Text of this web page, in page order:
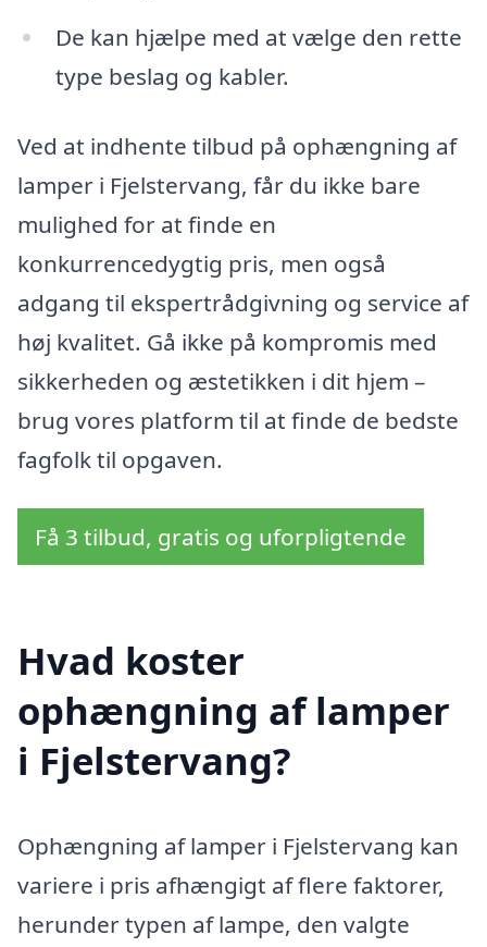
De kan hjælpe med at vælge den rette
type beslag og kabler.
Ved at indhente tilbud på ophængning af
lamper i Fjelstervang, får du ikke bare
mulighed for at finde en
konkurrencedygtig pris, men også
adgang til ekspertrådgivning og service af
høj kvalitet. Gå ikke på kompromis med
sikkerheden og æstetikken i dit hjem –
brug vores platform til at finde de bedste
fagfolk til opgaven.
Få 3 tilbud, gratis og uforpligtende
Hvad koster
ophængning af lamper
i Fjelstervang?
Ophængning af lamper i Fjelstervang kan
variere i pris afhængigt af flere faktorer,
herunder typen af lampe, den valgte